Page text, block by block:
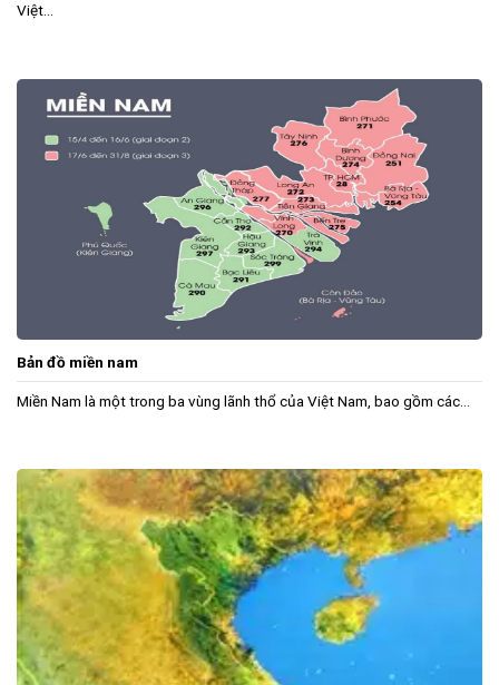
Việt...
Bản đồ miền nam
Miền Nam là một trong ba vùng lãnh thổ của Việt Nam, bao gồm các...